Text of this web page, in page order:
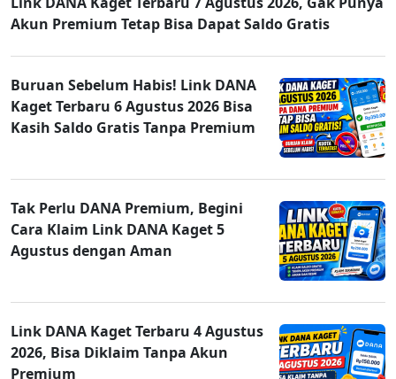
Akun Premium Tetap Bisa Dapat Saldo Gratis
Buruan Sebelum Habis! Link DANA
Kaget Terbaru 6 Agustus 2026 Bisa
Kasih Saldo Gratis Tanpa Premium
Tak Perlu DANA Premium, Begini
Cara Klaim Link DANA Kaget 5
Agustus dengan Aman
Link DANA Kaget Terbaru 4 Agustus
2026, Bisa Diklaim Tanpa Akun
Premium